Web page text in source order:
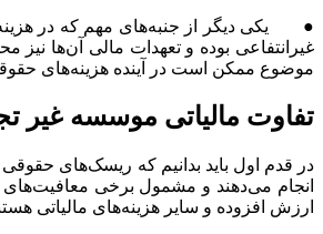
● یکی دیگر از جنبه‌های مهم که در
غیرانتفاعی بوده و تعهدات مالی آن‌ها
موضوع ممکن است در آینده هزینه‌های
تفاوت مالیاتی موسسه غیر
در قدم اول باید بدانیم که ریسک‌های
انجام می‌دهند و مشمول برخی معافیت‌های
ارزش افزوده و سایر هزینه‌های مالیاتی